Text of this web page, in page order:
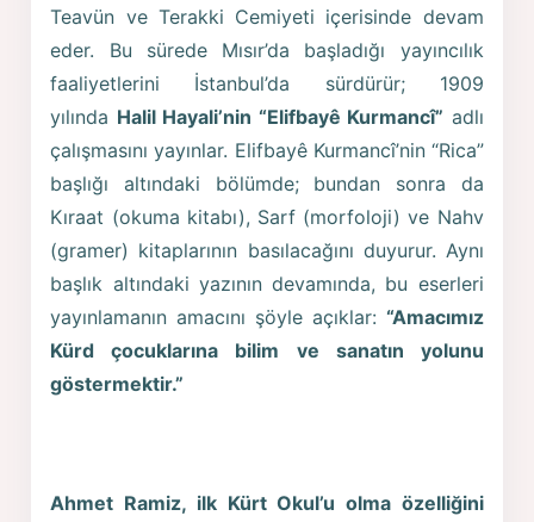
Teavün ve Terakki Cemiyeti içerisinde devam
eder. Bu sürede Mısır’da başladığı yayıncılık
faaliyetlerini İstanbul’da sürdürür; 1909
yılında Halil Hayali’nin “Elifbayê Kurmancî” adlı
çalışmasını yayınlar. Elifbayê Kurmancî’nin “Rica”
başlığı altındaki bölümde; bundan sonra da
Kıraat (okuma kitabı), Sarf (morfoloji) ve Nahv
(gramer) kitaplarının basılacağını duyurur. Aynı
başlık altındaki yazının devamında, bu eserleri
yayınlamanın amacını şöyle açıklar: “Amacımız
Kürd çocuklarına bilim ve sanatın yolunu
göstermektir.”
Ahmet Ramiz, ilk Kürt Okul’u olma özelliğini